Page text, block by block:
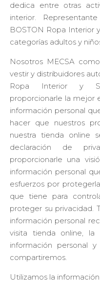
dedica entre otras
interior.
BOSTON Ropa Interior
categorías adultos y
Nosotros MECSA
vestir y distribuidores
Ropa Interior y
proporcionarle la mejor
información personal
hacer que nuestros
nuestra tienda online
declaración de
proporcionarle una
información personal
esfuerzos por
que tiene para
proteger su privacidad.
información personal
visita tienda online,
información personal
compartiremos.
Utilizamos la
Necesarias
Estas cookies son
importantes para
que el sitio web
se ejecute con
normalidad. Si no
con ellas,